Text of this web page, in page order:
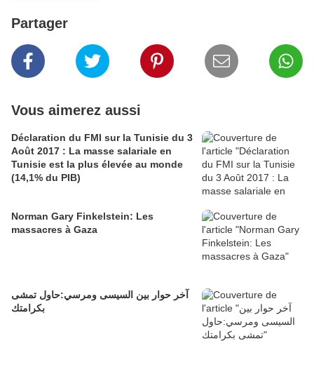
Partager
Vous aimerez aussi
Déclaration du FMI sur la Tunisie du 3
Août 2017 : La masse salariale en
Tunisie est la plus élevée au monde
(14,1% du PIB)
Norman Gary Finkelstein: Les
massacres à Gaza
آخر حوار بين السيسى ومرسي:حاول تمشى
بكرامتك